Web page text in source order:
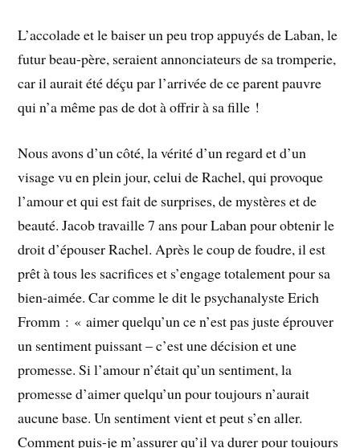
L’accolade et le baiser un peu trop appuyés de Laban, le
futur beau-père, seraient annonciateurs de sa tromperie,
car il aurait été déçu par l’arrivée de ce parent pauvre
qui n’a même pas de dot à offrir à sa fille !
Nous avons d’un côté, la vérité d’un regard et d’un
visage vu en plein jour, celui de Rachel, qui provoque
l’amour et qui est fait de surprises, de mystères et de
beauté. Jacob travaille 7 ans pour Laban pour obtenir le
droit d’épouser Rachel. Après le coup de foudre, il est
prêt à tous les sacrifices et s’engage totalement pour sa
bien-aimée. Car comme le dit le psychanalyste Erich
Fromm : « aimer quelqu’un ce n’est pas juste éprouver
un sentiment puissant – c’est une décision et une
promesse. Si l’amour n’était qu’un sentiment, la
promesse d’aimer quelqu’un pour toujours n’aurait
aucune base. Un sentiment vient et peut s’en aller.
Comment puis-je m’assurer qu’il va durer pour toujours